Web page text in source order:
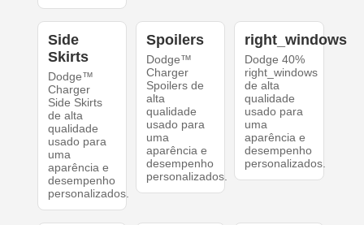
Side
Skirts
Dodge™
Charger
Side Skirts
de alta
qualidade
usado para
uma
aparência e
desempenho
personalizados.
Spoilers
Dodge™
Charger
Spoilers de
alta
qualidade
usado para
uma
aparência e
desempenho
personalizados.
right_windows
Dodge 40%
right_windows
de alta
qualidade
usado para
uma
aparência e
desempenho
personalizados.